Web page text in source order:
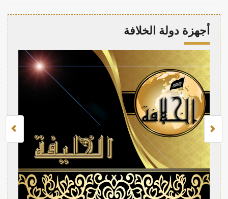
أجهزة دولة الخلافة